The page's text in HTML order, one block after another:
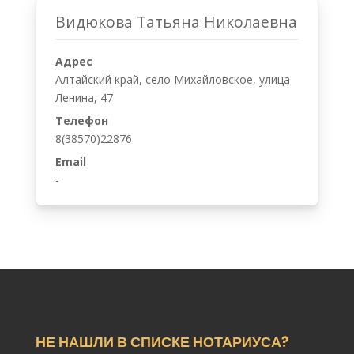
Видюкова Татьяна Николаевна
Адрес
Алтайский край, село Михайловское, улица
Ленина, 47
Телефон
8(38570)22876
Email
-
НЕ НАШЛИ В СПИСКЕ НОТАРИУСА?